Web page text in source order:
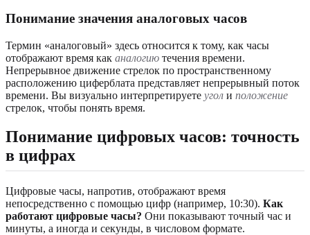
Понимание значения аналоговых часов
Термин «аналоговый» здесь относится к тому, как часы
отображают время как аналогию течения времени.
Непрерывное движение стрелок по пространственному
расположению циферблата представляет непрерывный поток
времени. Вы визуально интерпретируете угол и положение
стрелок, чтобы понять время.
Понимание цифровых часов: точность
в цифрах
Цифровые часы, напротив, отображают время
непосредственно с помощью цифр (например, 10:30). Как
работают цифровые часы? Они показывают точный час и
минуты, а иногда и секунды, в числовом формате.